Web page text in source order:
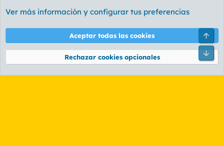
Cookies
PL OLDSTYLE AMARILLO
Términos y reglas Política de privacidad Ayuda
Community platform by XenForo® © 2010-2026 XenForo Ltd.
Ver más información y configurar tus preferencias
Aceptar todas las cookies
Rechazar cookies opcionales
Pie